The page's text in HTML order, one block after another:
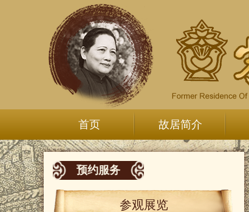
首页 故居简介
预约服务
参观展览